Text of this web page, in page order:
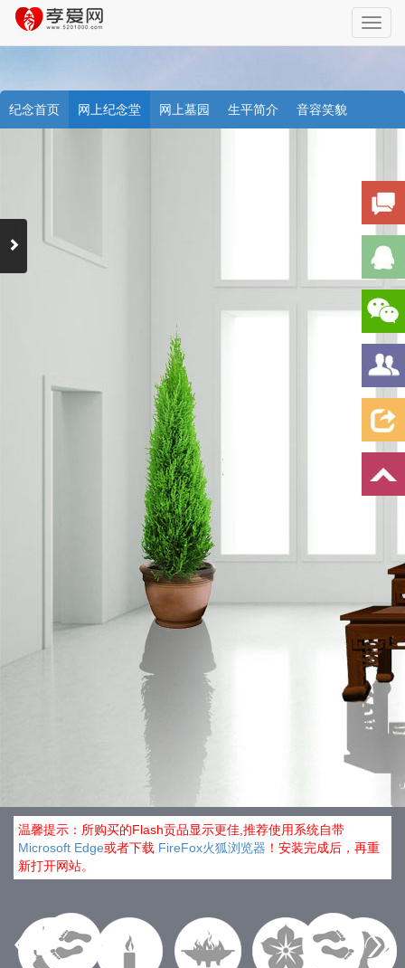
纪念首页 网上纪念堂 网上墓园 生平简介 音容笑貌
天堂商城
温馨提示：所购买的Flash贡品显示更佳,推荐使用系统自带
Microsoft Edge或者下载 FireFox火狐浏览器 ！安装完成后，再重
新打开网站。